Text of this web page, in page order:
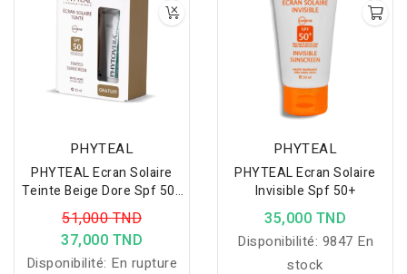
lumineux et confortable
au quotidien.
PHYTEAL
PHYTEAL Ecran Solaire
Teinte Beige Dore Spf 50+
Gel Phytovera Gratuit
51,000 TND
37,000 TND
Disponibilité: En rupture
PHYTEAL
PHYTEAL Ecran Solaire
Invisible Spf 50+
35,000 TND
Disponibilité: 9847 En
stock